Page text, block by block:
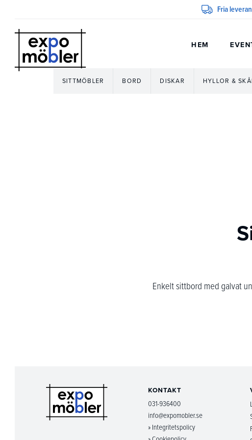
Fria
HEM
SITTMÖBLER BORD DISKAR HYLLOR &
Enkelt sittbord med galvat
KONTAKT
031-936400
info@expomobler.se
» Integritetspolicy